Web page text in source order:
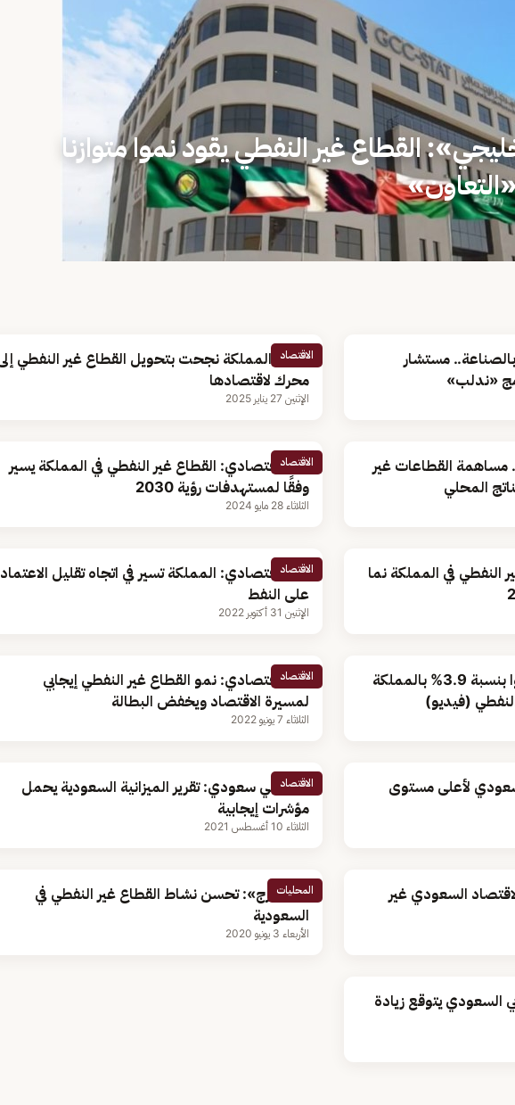
القطاع غير النفطي يقود نموا متوازنا
مستشار
«ندلب»
الاقتصاد
كاتب: المملكة نجحت بتحويل القطاع غير النفطي
محرك لاقتصادها
الإثنين 27 يناير 2025
مساهمة القطاعات غير
الاقتصاد
خبير اقتصادي: القطاع غير النفطي في المملكة يسير
وفقًا لمستهدفات رؤية 2030
الثلاثاء 28 مايو 2024
النفطي في المملكة نما
الاقتصاد
خبير اقتصادي: المملكة تسير في اتجاه تقليل الاعتماد
على النفط
الإثنين 31 أكتوبر 2022
محلل اقتصادي يتوقع نموا بنسبة 3.9% بالمملكة
(فيديو)
الاقتصاد
خبير اقتصادي: نمو القطاع غير النفطي إيجابي
لمسيرة الاقتصاد ويخفض البطالة
الثلاثاء 7 يونيو 2022
لأعلى مستوى
الاقتصاد
أكاديمي سعودي: تقرير الميزانية السعودية يحمل
مؤشرات إيجابية
الثلاثاء 10 أغسطس 2021
السعودي غير
المحليات
«بلومبرج»: تحسن نشاط القطاع غير النفطي في
السعودية
الأربعاء 3 يونيو 2020
السعودي يتوقع زيادة